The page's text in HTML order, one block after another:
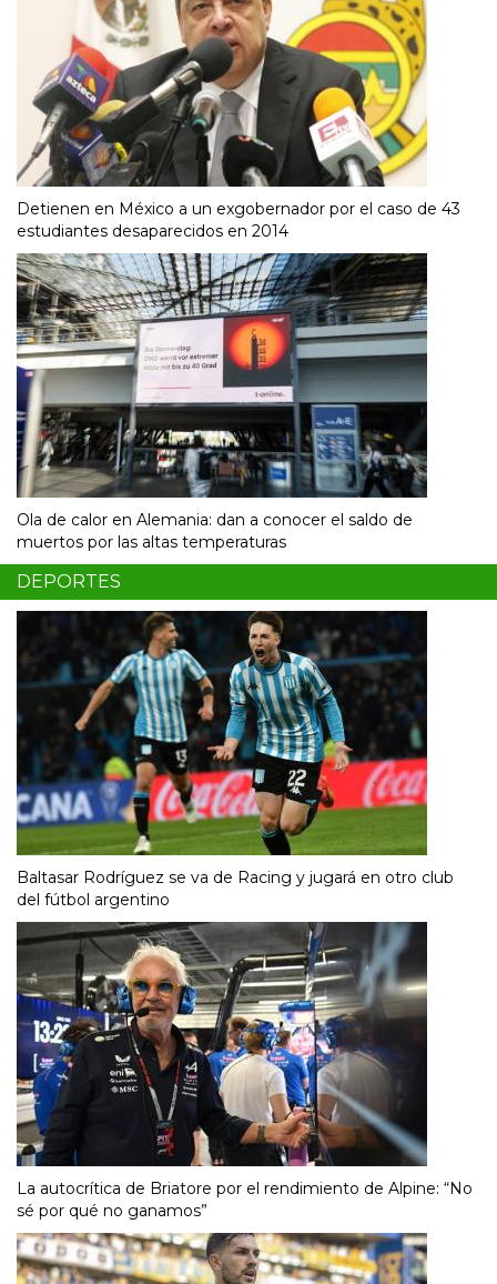
Detienen en México a un exgobernador por el caso de 43
estudiantes desaparecidos en 2014
Ola de calor en Alemania: dan a conocer el saldo de
muertos por las altas temperaturas
DEPORTES
Baltasar Rodríguez se va de Racing y jugará en otro club
del fútbol argentino
La autocrítica de Briatore por el rendimiento de Alpine: “No
sé por qué no ganamos”